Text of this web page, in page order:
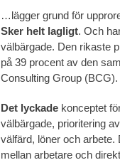
…lägger grund för
Sker helt lagligt. Och
välbärgade. Den rikaste
på 39 procent av den
Consulting Group (BCG).
Det lyckade konceptet
välbärgade, prioritering
välfärd, löner och
mellan arbetare och